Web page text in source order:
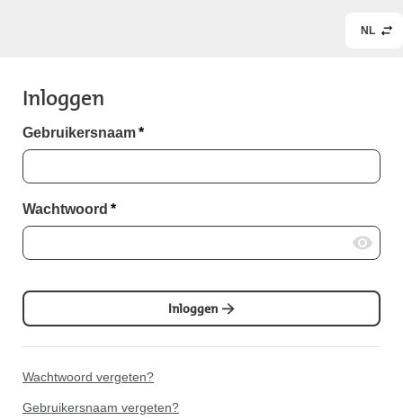
NL
Inloggen
Gebruikersnaam*
Wachtwoord *
Inloggen
Wachtwoord vergeten?
Gebruikersnaam vergeten?